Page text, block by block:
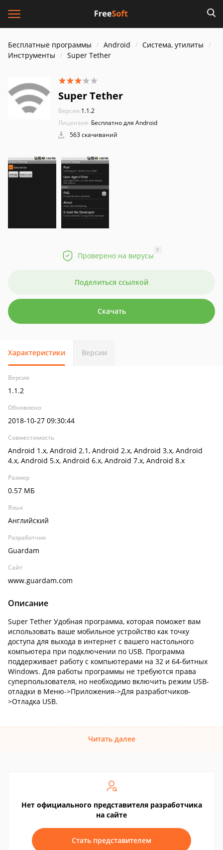
Бесплатные программы Android
Система, утилиты
Инструменты
Super Tether
Super Tether
Версия:1.1.2
Лицензия: Бесплатно для Android
563 скачиваний
Проверено на вирусы
?
Поделиться ссылкой
Скачать
Характеристики Версии
Версия
1.1.2
Обновлено
2018-10-27 09:30:44
Совместимость
Android 1.x, Android 2.1, Android 2.x, Android 3.x, Android
4.x, Android 5.x, Android 6.x, Android 7.x, Android 8.x
Размер
0.57 МБ
Язык
Английский
Разработчик
Guardam
Сайт
www.guardam.com
Описание
Super Tether Удобная программа, которая поможет вам
использовать ваше мобильное устройство как точку
доступа для выхода в интернет с вашего настольного
компьютера при подключении по USB. Программа
поддерживает работу с компьютерами на 32 и 64-битных
Windows. Для работы программы не требуются права
суперпользователя, но необходимо включить режим USB-
отладки в Меню->Приложения->Для разработчиков-
>Отладка USB.
Читать далее
Нет официального представителя разработчика
на сайте
Стать представителем